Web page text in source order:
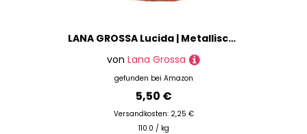
LANA GROSSA Lucida | Metallisch glänzende Netzgarnstruktur aus Viskose gefüllt mit Merinofasern | Aus 58% Schurwolle (Merino) & 42% Viskose | 50g Wolle zum Stricken & Häkeln | 100m Garn FB11
von Lana Grossa
gefunden bei Amazon
5,50 €
Versandkosten: 2,25 €
110.0 / kg